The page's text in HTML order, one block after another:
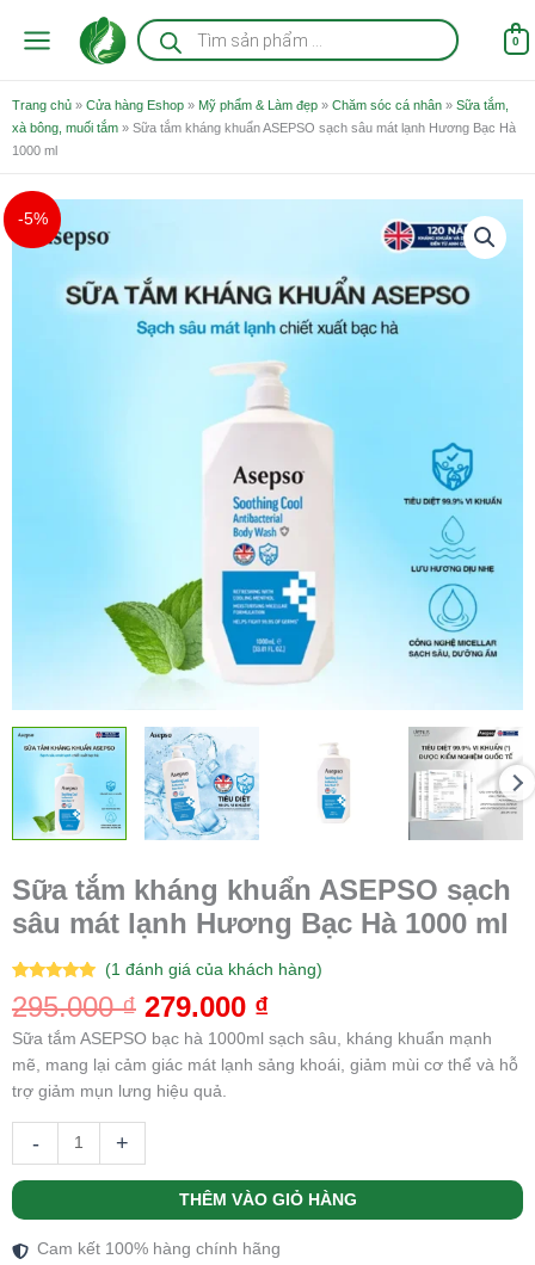
Tìm
kiếm
sản
0
Trang chủ » Cửa hàng Eshop » Mỹ phẩm & Làm đẹp » Chăm sóc cá nhân » Sữa tắm,
xà bông, muối tắm » Sữa tắm kháng khuẩn ASEPSO sạch sâu mát lạnh Hương Bạc Hà
1000 ml
-5%
Sữa tắm kháng khuẩn ASEPSO sạch
sâu mát lạnh Hương Bạc Hà 1000 ml
5.00 trên 5
dựa trên
1
(1đánh giá của khách hàng)
295.000₫
295.000 ₫.
279.000 ₫
là:
279.000 ₫.
Sữa tắm ASEPSO bạc hà 1000ml sạch sâu, kháng khuẩn mạnh
mẽ, mang lại cảm giác mát lạnh sảng khoái, giảm mùi cơ thể và hỗ
trợ giảm mụn lưng hiệu quả.
-
Sữa
tắm
+
THÊM VÀO GIỎ HÀNG
Cam kết 100% hàng chính hãng